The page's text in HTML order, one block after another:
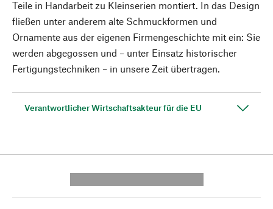
Teile in Handarbeit zu Kleinserien montiert. In das Design
fließen unter anderem alte Schmuckformen und
Ornamente aus der eigenen Firmengeschichte mit ein: Sie
werden abgegossen und – unter Einsatz historischer
Fertigungstechniken – in unsere Zeit übertragen.
Verantwortlicher Wirtschaftsakteur für die EU